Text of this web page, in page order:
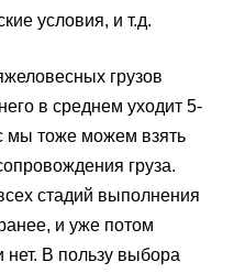
условия, и т.д.
грузов
в среднем уходит 5-
мы тоже можем взять
груза.
стадий выполнения
и уже потом
В пользу выбора